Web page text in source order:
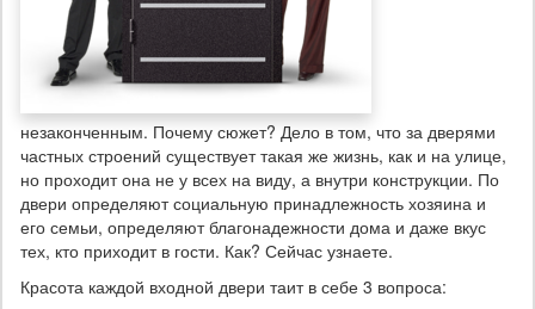
незаконченным. Почему сюжет? Дело в том, что за дверями
частных строений существует такая же жизнь, как и на улице,
но проходит она не у всех на виду, а внутри конструкции. По
двери определяют социальную принадлежность хозяина и
его семьи, определяют благонадежности дома и даже вкус
тех, кто приходит в гости. Как? Сейчас узнаете.
Красота каждой входной двери таит в себе 3 вопроса: